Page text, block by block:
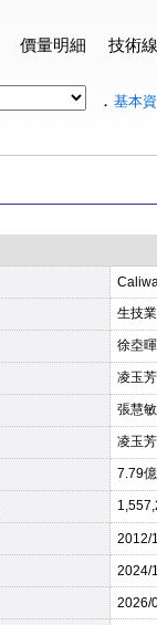
價量明細 技術
． 基本
生技業
徐坴暉
凌玉芳
張慧
凌玉芳
7.79
2012/
2024/
2026/